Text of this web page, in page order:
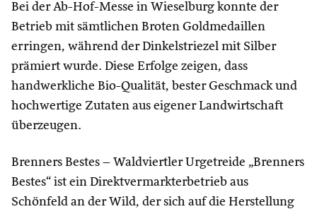
Bei der Ab-Hof-Messe in Wieselburg konnte der
Betrieb mit sämtlichen Broten Goldmedaillen
erringen, während der Dinkelstriezel mit Silber
prämiert wurde. Diese Erfolge zeigen, dass
handwerkliche Bio-Qualität, bester Geschmack und
hochwertige Zutaten aus eigener Landwirtschaft
überzeugen.
Brenners Bestes – Waldviertler Urgetreide „Brenners
Bestes“ ist ein Direktvermarkterbetrieb aus
Schönfeld an der Wild, der sich auf die Herstellung